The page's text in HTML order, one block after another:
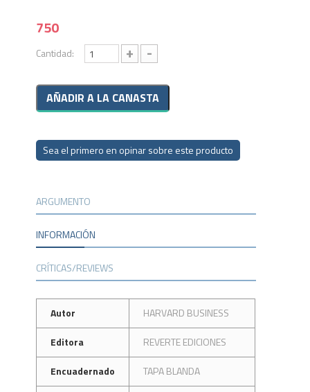
750
Cantidad: + -
Sea el primero en opinar sobre este producto
ARGUMENTO
INFORMACIÓN
CRÍTICAS/REVIEWS
Autor
HARVARD BUSINESS
Editora
REVERTE EDICIONES
Encuadernado
TAPA BLANDA